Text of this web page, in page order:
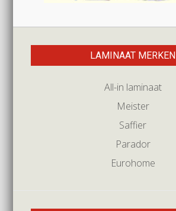
LAMINAAT MERKEN
All-in laminaat
Meister
Saffier
Parador
Eurohome